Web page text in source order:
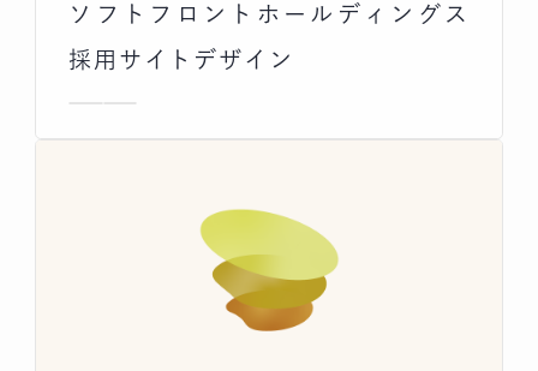
ソフトフロントホールディングス
採用サイトデザイン